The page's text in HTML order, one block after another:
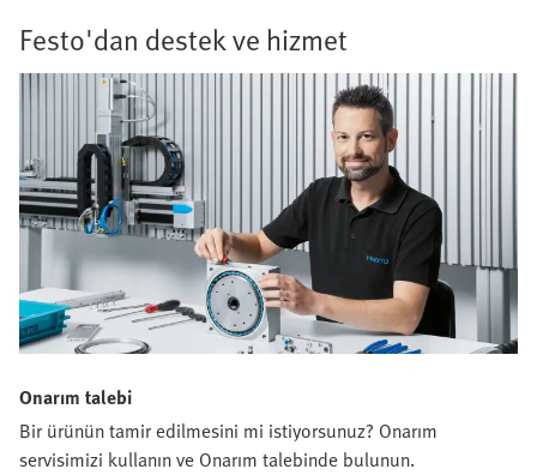
Festo'dan destek ve hizmet
Onarım talebi
Bir ürünün tamir edilmesini mi istiyorsunuz? Onarım
servisimizi kullanın ve Onarım talebinde bulunun.